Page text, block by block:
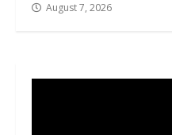
August 7, 2026